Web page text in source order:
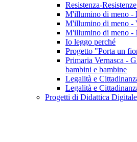
Resistenza-Resistenze
M'illumino di meno -
M'illumino di meno -
M'illumino di meno -
Io leggo perché
Progetto "Porta un
Primaria Vernasca -
bambini e bambine
Legalità e
Legalità e
Progetti di Didattica